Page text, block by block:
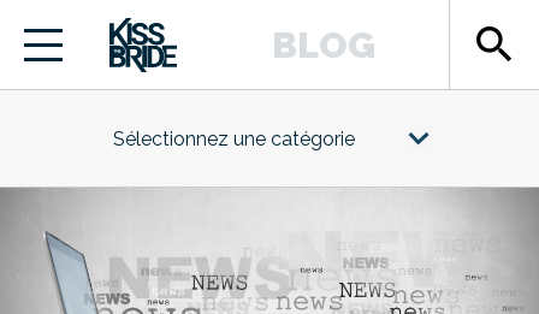
BLOG search
Sélectionnez une catégorie